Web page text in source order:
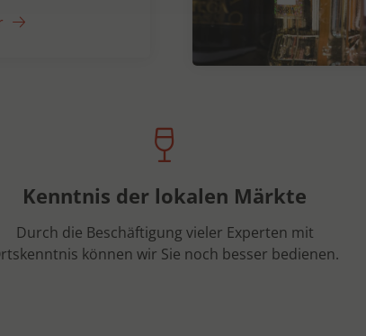
Kenntnis der lokalen Märkte
Durch die Beschäftigung vieler Experten mit
können wir Sie noch besser bedienen.